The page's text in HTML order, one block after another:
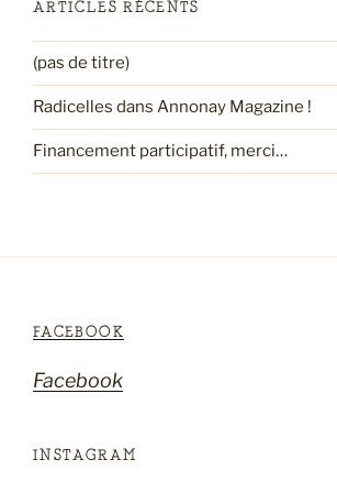
ARTICLES RÉCENTS
(pas de titre)
Radicelles dans Annonay Magazine !
Financement participatif, merci…
FACEBOOK
Facebook
INSTAGRAM